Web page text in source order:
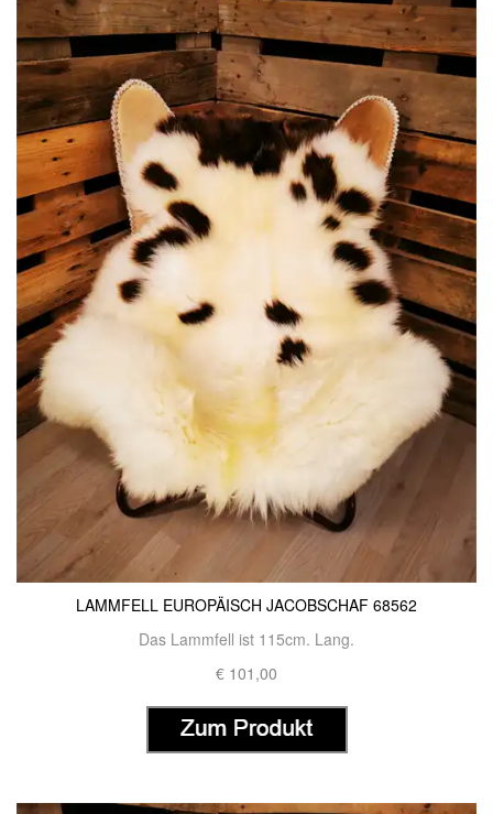
LAMMFELL EUROPÄISCH JACOBSCHAF 68562
Das Lammfell ist 115cm. Lang.
€ 101,00